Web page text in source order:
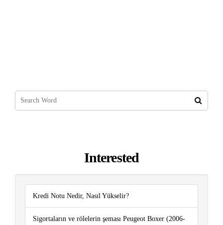
Interested
Kredi Notu Nedir, Nasıl Yükselir?
Sigortaların ve rölelerin şeması Peugeot Boxer (2006-